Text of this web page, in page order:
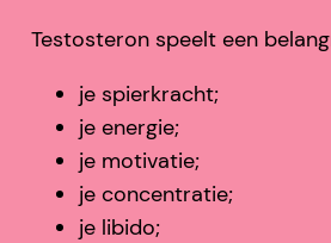
Testosteron speelt een
je spierkracht;
je energie;
je motivatie;
je concentratie;
je libido;